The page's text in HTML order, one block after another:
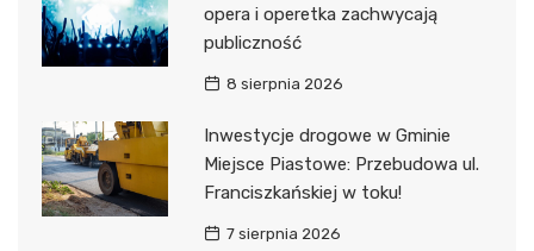
opera i operetka zachwycają
publiczność
8 sierpnia 2026
Inwestycje drogowe w Gminie
Miejsce Piastowe: Przebudowa ul.
Franciszkańskiej w toku!
7 sierpnia 2026